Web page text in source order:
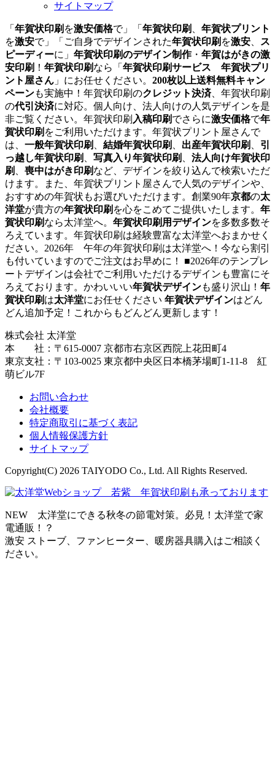
サイトマップ
「 年賀状印刷 を激安価格で」「 年賀状印刷
年賀状プリント
を激安で」「ご自身でデザインされた年賀状印刷 を激安
ス
ピーディーに」 年賀状印刷のデザイン制作・ 年賀はがきの激
安印刷 ！ 年賀状印刷 なら「 年賀状印刷サービス 年賀状プリ
ント屋さん 」にお任せください。 200枚以上送料無料キャン
ペーンも実施中！年賀状印刷のクレジット決済、年賀状印刷
の代引決済に対応。個人向け、法人向けの人気デザインを是
非ご覧ください。年賀状印刷 入稿印刷 でさらに激安価格で年
賀状印刷 をご利用いただけます。年賀状プリント屋さんで
は、 一般年賀状印刷 結婚年賀状印刷 出産年賀状印刷
引
っ越し年賀状印刷
写真入り年賀状印刷
法人向け年賀状印
刷
喪中はがき印刷 など、デザインを絞り込んで検索いただ
けます。また、年賀状プリント屋さんで人気のデザインや、
おすすめの年賀状もお選びいただけます。創業90年京都の太
洋堂が貴方の年賀状印刷 を心をこめてご提供いたします。 年
賀状印刷 なら太洋堂へ。 年賀状印刷用デザインを多数多数そ
ろえています。年賀状印刷は経験豊富な太洋堂へおまかせく
ださい。2026年 午年の年賀状印刷は太洋堂へ！今なら割引
も付いていますのでご注文はお早めに！ ■2026年のテンプレ
ートデザインは会社でご利用いただけるデザインも豊富にそ
ろえております。かわいいい年賀状デザインも盛り沢山！ 年
賀状印刷 は太洋堂にお任せください 年賀状デザインはどん
どん追加予定！これからもどんどん更新します！
株式会社 太洋堂
本 社：〒615-0007 京都市右京区西院上花田町4
東京支社：〒103-0025 東京都中央区日本橋茅場町1-11-8 紅
萌ビル7F
お問い合わせ
会社概要
特定商取引に基づく表記
個人情報保護方針
サイトマップ
Copyright(C) 2026 TAIYODO Co., Ltd. All Rights Reserved.
NEW 太洋堂にできる秋冬の節電対策。必見！太洋堂で家
電通販！？
激安 ストーブ、ファンヒーター、暖房器具購入はご相談く
ださい。